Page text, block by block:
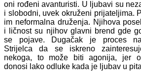
oni rođeni avanturisti. U ljubavi su
i slobodni, uvek okruženi prijateljima.
im neformalna druženja. Njihova
i ličnost su njihov glavni brend gde
se pojave. Dugačak je proces
Strijelca da se iskreno
nekoga, to može biti agonija, jer
donosi lako odluke kada je ljubav u